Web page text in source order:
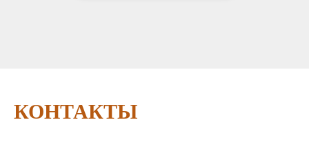
КОНТАКТЫ